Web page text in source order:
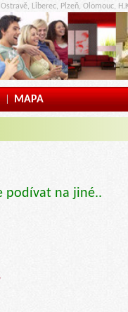
Liberec, Plzeň, Olomouc,
| MAPA
podívat na jiné..